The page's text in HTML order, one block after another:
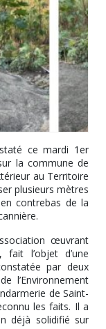
ce mardi 1er
la commune de
au Territoire
plusieurs mètres
contrebas de la
œuvrant
fait l’objet d’une
par deux
l’Environnement
de Saint-
les faits. Il a
déjà solidifié sur